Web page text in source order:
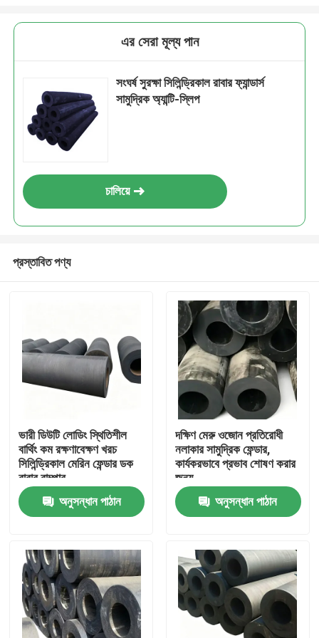
পণ্য
ভিডিও
এর সেরা মূল্য পান
সংঘর্ষ সুরক্ষা সিলিন্ড্রিকাল রাবার ফ্যান্ডার্স
সামুদ্রিক অ্যান্টি-স্লিপ
চালিয়ে
প্রস্তাবিত পণ্য
ভারী ডিউটি লোডিং স্থিতিশীল
বার্থিং কম রক্ষণাবেক্ষণ খরচ
সিলিন্ড্রিকাল মেরিন ফেন্ডার ডক
রাবার বাম্পার
অনুসন্ধান পাঠান
দক্ষিণ মেরু ওজোন প্রতিরোধী
নলাকার সামুদ্রিক ফেন্ডার,
কার্যকরভাবে প্রভাব শোষণ করার
জন্য
অনুসন্ধান পাঠান